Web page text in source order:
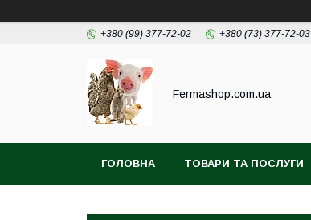
+380 (99) 377-72-02 +380 (73) 377-72-03
Fermashop.com.ua
ГОЛОВНА ТОВАРИ ТА ПОСЛУГИ